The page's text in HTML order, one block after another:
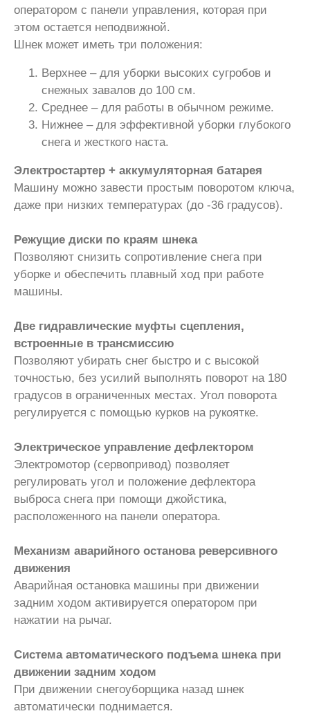
оператором с панели управления, которая при
этом остается неподвижной.
Шнек может иметь три положения:
Верхнее – для уборки высоких сугробов и
снежных завалов до 100 см.
Среднее – для работы в обычном режиме.
Нижнее – для эффективной уборки глубокого
снега и жесткого наста.
Электростартер + аккумуляторная батарея
Машину можно завести простым поворотом ключа,
даже при низких температурах (до -36 градусов).
Режущие диски по краям шнека
Позволяют снизить сопротивление снега при
уборке и обеспечить плавный ход при работе
машины.
Две гидравлические муфты сцепления,
встроенные в трансмиссию
Позволяют убирать снег быстро и с высокой
точностью, без усилий выполнять поворот на 180
градусов в ограниченных местах. Угол поворота
регулируется с помощью курков на рукоятке.
Электрическое управление дефлектором
Электромотор (сервопривод) позволяет
регулировать угол и положение дефлектора
выброса снега при помощи джойстика,
расположенного на панели оператора.
Механизм аварийного останова реверсивного
движения
Аварийная остановка машины при движении
задним ходом активируется оператором при
нажатии на рычаг.
Система автоматического подъема шнека при
движении задним ходом
При движении снегоуборщика назад шнек
автоматически поднимается.